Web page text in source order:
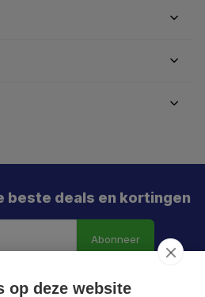
beste deals en kortingen
Abonneer
op deze website